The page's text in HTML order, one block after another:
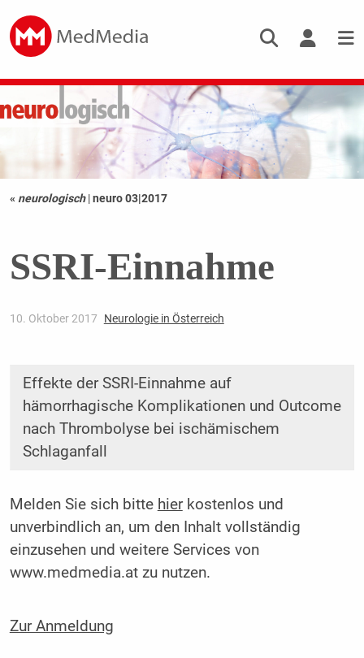
« neurologisch |neuro 03|2017
SSRI-Einnahme
10. Oktober 2017 Neurologie in Österreich
Effekte der SSRI-Einnahme auf
hämorrhagische Komplikationen und Outcome
nach Thrombolyse bei ischämischem
Schlaganfall
Melden Sie sich bitte hierkostenlos und
unverbindlich an, um den Inhalt vollständig
einzusehen und weitere Services von
www.medmedia.at zu nutzen.
Zur Anmeldung